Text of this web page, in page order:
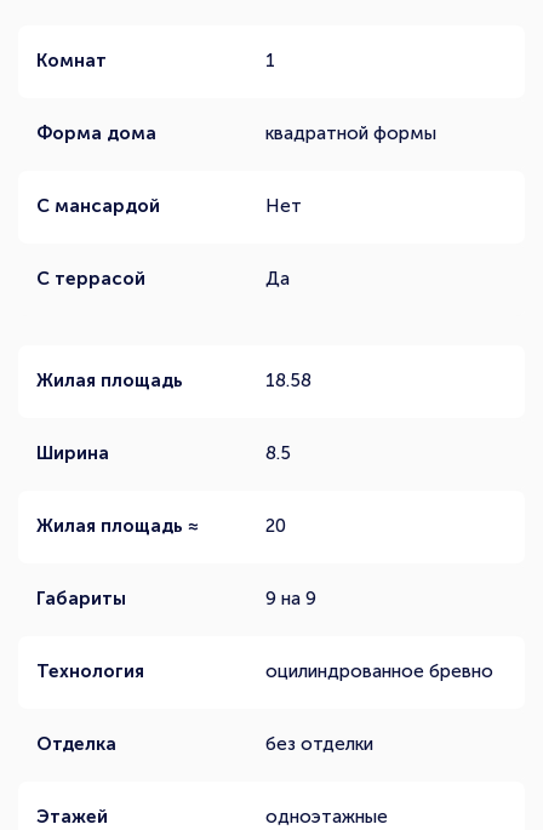
Комнат 1
Форма дома квадратной формы
С мансардой Нет
С террасой Да
Жилая площадь 18.58
Ширина 8.5
Жилая площадь ≈ 20
Габариты 9 на 9
Технология оцилиндрованное бревно
Отделка без отделки
Этажей одноэтажные